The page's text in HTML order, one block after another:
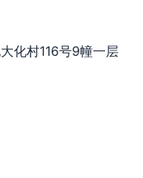
化村116号9幢一层